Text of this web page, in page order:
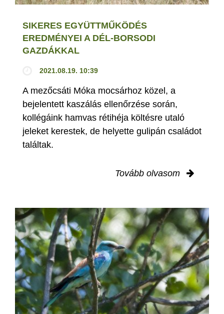
SIKERES EGYÜTTMŰKÖDÉS
EREDMÉNYEI A DÉL-BORSODI
GAZDÁKKAL
2021.08.19. 10:39
A mezőcsáti Móka mocsárhoz közel, a
bejelentett kaszálás ellenőrzése során,
kollégáink hamvas rétihéja költésre utaló
jeleket kerestek, de helyette gulipán családot
találtak.
Tovább olvasom